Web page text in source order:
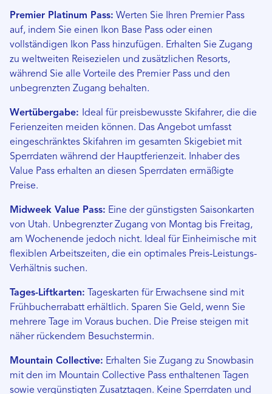
Premier Platinum Pass: Werten Sie Ihren Premier Pass
auf, indem Sie einen Ikon Base Pass oder einen
vollständigen Ikon Pass hinzufügen. Erhalten Sie Zugang
zu weltweiten Reisezielen und zusätzlichen Resorts,
während Sie alle Vorteile des Premier Pass und den
unbegrenzten Zugang behalten.
Wertübergabe:
Ideal für preisbewusste Skifahrer, die die
Ferienzeiten meiden können. Das Angebot umfasst
eingeschränktes Skifahren im gesamten Skigebiet mit
Sperrdaten während der Hauptferienzeit. Inhaber des
Value Pass erhalten an diesen Sperrdaten ermäßigte
Preise.
Midweek Value Pass: Eine der günstigsten Saisonkarten
von Utah. Unbegrenzter Zugang von Montag bis Freitag,
am Wochenende jedoch nicht. Ideal für Einheimische mit
flexiblen Arbeitszeiten, die ein optimales Preis-Leistungs-
Verhältnis suchen.
Tages-Liftkarten: Tageskarten für Erwachsene sind mit
Frühbucherrabatt erhältlich. Sparen Sie Geld, wenn Sie
mehrere Tage im Voraus buchen. Die Preise steigen mit
näher rückendem Besuchstermin.
Mountain Collective: Erhalten Sie Zugang zu Snowbasin
mit den im Mountain Collective Pass enthaltenen Tagen
sowie vergünstigten Zusatztagen. Keine Sperrdaten und